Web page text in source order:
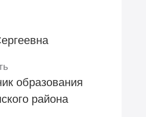
образования
района